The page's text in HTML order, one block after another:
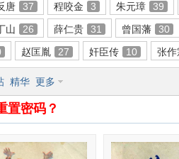
唐 37 程咬金 3 朱元璋
39
山 26 薛仁贵 31 曾国藩
30
赵匡胤 27 奸臣传 10 张作
精华 更多
置密码？